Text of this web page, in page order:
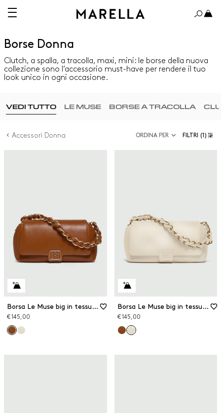
Borse Donna
Clutch, a spalla, a tracolla, maxi, mini: le borse della nuova
collezione sono l’accessorio must-have per rendere il tuo
look unico in ogni occasione.
VEDI TUTTO LE MUSE BORSE A TRACOLLA
Accessori Donna ORDINA PER FILTRI (1)
Borsa Le Muse big in tessuto spalmato
€ 145,00
Borsa Le Muse big in tessuto spalmato
€ 145,00